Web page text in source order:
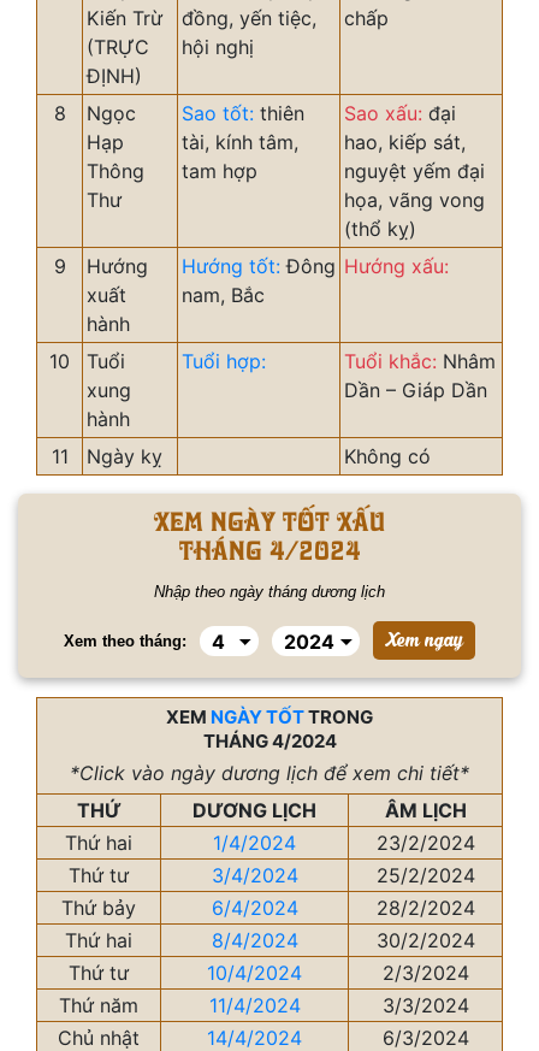
Kiến Trừ
(TRỰC
ĐỊNH)
đồng, yến tiệc,
hội nghị
chấp
8
Ngọc
Hạp
Thông
Thư
Sao tốt: thiên
tài, kính tâm,
tam hợp
Sao xấu: đại
hao, kiếp sát,
nguyệt yếm đại
họa, vãng vong
(thổ kỵ)
9
Hướng
xuất
hành
Hướng tốt: Đông
nam, Bắc
Hướng xấu:
10
Tuổi
xung
hành
Tuổi hợp: Tuổi khắc: Nhâm
Dần – Giáp Dần
11 Ngày kỵ Không có
Xem ngày tốt xấu
tháng 4/2024
Nhập theo ngày tháng dương lịch
Xem theo tháng:
XEM NGÀY TỐTTRONG
THÁNG 4/2024
*Click vào ngày dương lịch để xem chi tiết*
THỨ
DƯƠNG LỊCH
ÂM LỊCH
Thứ hai
1/4/2024
23/2/2024
Thứ tư
3/4/2024
25/2/2024
Thứ bảy
6/4/2024
28/2/2024
Thứ hai
8/4/2024
30/2/2024
Thứ tư
10/4/2024
2/3/2024
Thứ năm
11/4/2024
3/3/2024
Chủ nhật
14/4/2024
6/3/2024